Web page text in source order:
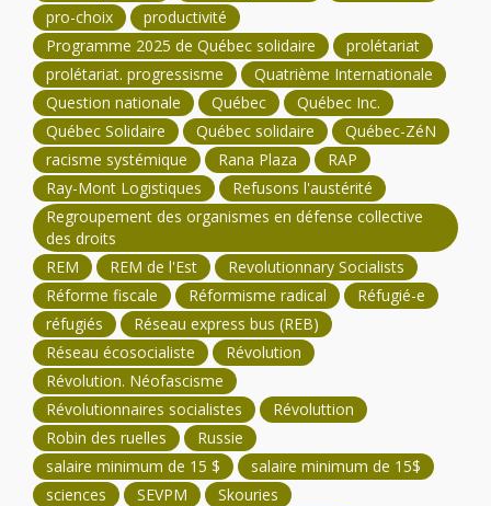
pro-choix
productivité
Programme 2025 de Québec solidaire
prolétariat
prolétariat. progressisme
Quatrième Internationale
Question nationale
Québec
Québec Inc.
Québec Solidaire
Québec solidaire
Québec-ZéN
racisme systémique
Rana Plaza
RAP
Ray-Mont Logistiques
Refusons l'austérité
Regroupement des organismes en défense collective
des droits
REM
REM de l'Est
Revolutionnary Socialists
Réforme fiscale
Réformisme radical
Réfugié-e
réfugiés
Réseau express bus (REB)
Réseau écosocialiste
Révolution
Révolution. Néofascisme
Révolutionnaires socialistes
Révoluttion
Robin des ruelles
Russie
salaire minimum de 15 $
salaire minimum de 15$
sciences
SEVPM
Skouries